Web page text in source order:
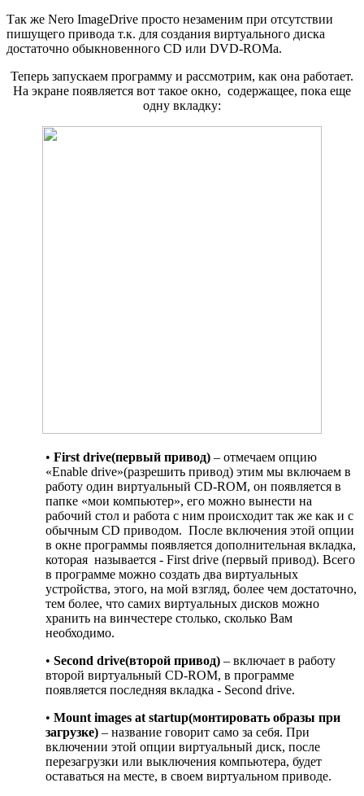
Так же Nero ImageDrive просто незаменим при отсутствии
пишущего привода т.к. для создания виртуального диска
достаточно обыкновенного CD или DVD-ROMа.
Теперь запускаем программу и рассмотрим, как она работает.
На экране появляется вот такое окно, содержащее, пока еще
одну вкладку:
• First drive(первый привод) – отмечаем опцию
«Enable drive»(разрешить привод) этим мы включаем в
работу один виртуальный CD-ROM, он появляется в
папке «мои компьютер», его можно вынести на
рабочий стол и работа с ним происходит так же как и с
обычным CD приводом. После включения этой опции
в окне программы появляется дополнительная вкладка,
которая называется - First drive (первый привод). Всего
в программе можно создать два виртуальных
устройства, этого, на мой взгляд, более чем достаточно,
тем более, что самих виртуальных дисков можно
хранить на винчестере столько, сколько Вам
необходимо.
• Second drive(второй привод) – включает в работу
второй виртуальный CD-ROM, в программе
появляется последняя вкладка - Second drive.
• Mount images at startup(монтировать образы при
загрузке) – название говорит само за себя. При
включении этой опции виртуальный диск, после
перезагрузки или выключения компьютера, будет
оставаться на месте, в своем виртуальном приводе.